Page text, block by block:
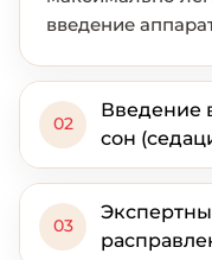
введение
02
Введение
сон
03